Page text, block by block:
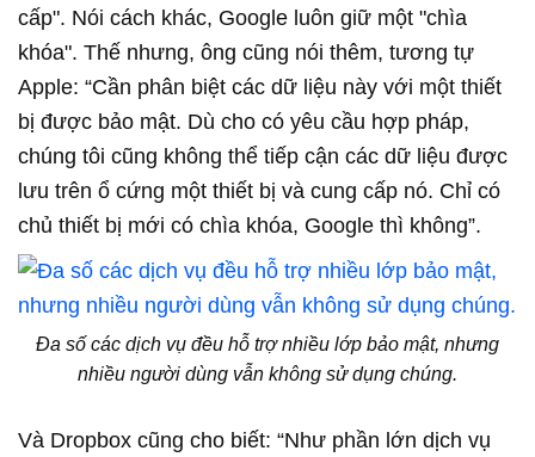
cấp". Nói cách khác, Google luôn giữ một "chìa
khóa". Thế nhưng, ông cũng nói thêm, tương tự
Apple: “Cần phân biệt các dữ liệu này với một thiết
bị được bảo mật. Dù cho có yêu cầu hợp pháp,
chúng tôi cũng không thể tiếp cận các dữ liệu được
lưu trên ổ cứng một thiết bị và cung cấp nó. Chỉ có
chủ thiết bị mới có chìa khóa, Google thì không”.
Đa số các dịch vụ đều hỗ trợ nhiều lớp bảo mật, nhưng
nhiều người dùng vẫn không sử dụng chúng.
Và Dropbox cũng cho biết: “Như phần lớn dịch vụ